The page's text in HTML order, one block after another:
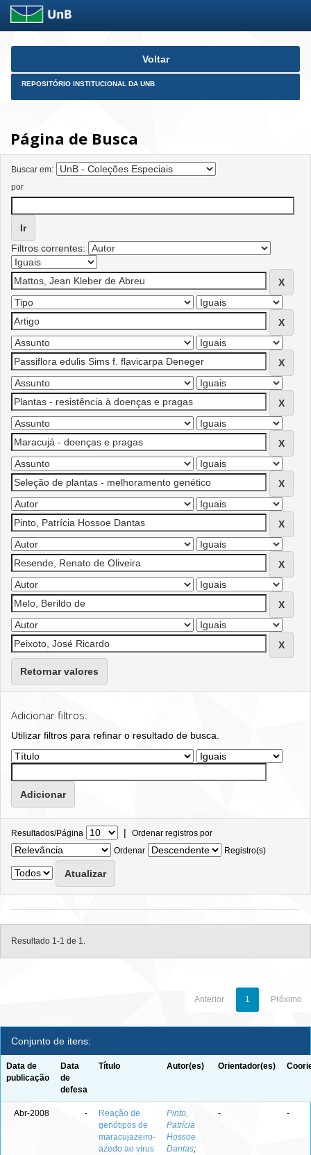
Skip
Voltar
REPOSITÓRIO INSTITUCIONAL DA UNB
Página de Busca
Buscar em:
por
Filtros correntes:
Retornar valores
Adicionar filtros:
Utilizar filtros para refinar o resultado de busca.
Resultados/Página | Ordenar registros por
Ordenar
Registro(s)
Resultado 1-1 de 1.
Anterior 1 Próximo
Conjunto de itens:
Data de
publicação
Data
de
defesa
Título Autor(es) Orientador(es)
Abr-2008 -
Reação de
genótipos de
maracujazeiro-
azedo ao vírus
Pinto,
Patrícia
Hossoe
Dantas;
- -